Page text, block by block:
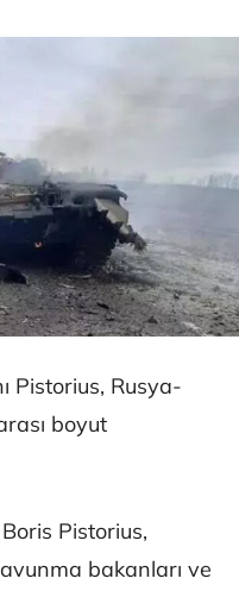
Pistorius, Rusya-
boyut
Pistorius,
bakanları ve